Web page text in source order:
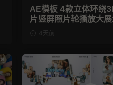
AE模板 4款立体环绕
片竖屏照片轮播放大
4天前